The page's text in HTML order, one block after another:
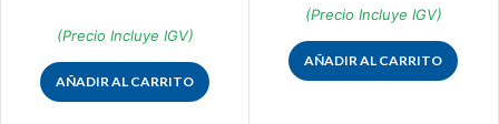
(Precio Incluye IGV)
AÑADIR AL CARRITO
(Precio Incluye IGV)
AÑADIR AL CARRITO